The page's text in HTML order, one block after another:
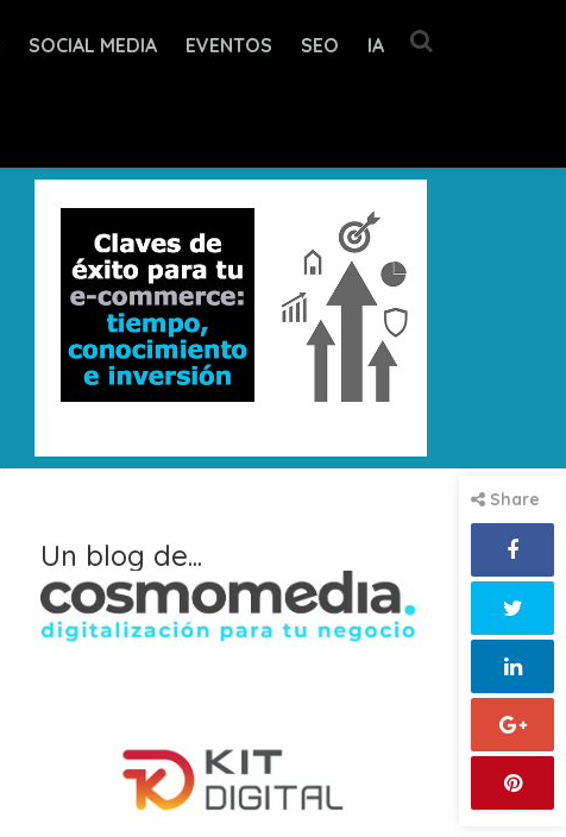
SOCIAL MEDIA EVENTOS SEO IA
Share
Un blog de...